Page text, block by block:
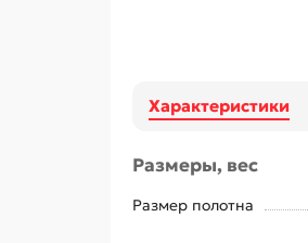
Характеристики
Размеры, вес
Размер полотна